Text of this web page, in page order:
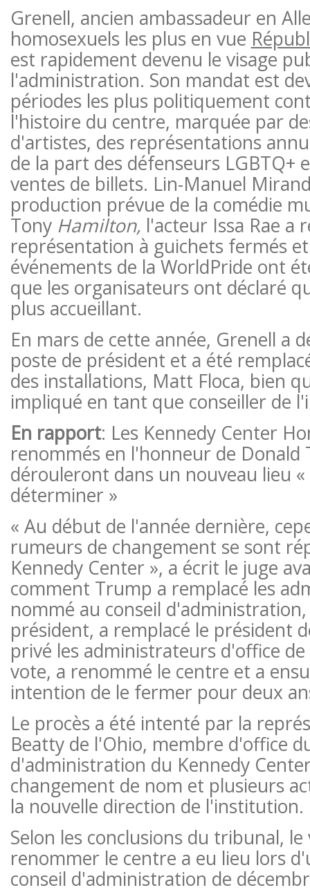
Grenell, ancien ambassadeur en
homosexuels les plus en vue
est rapidement devenu le visage
l'administration. Son mandat est
périodes les plus politiquement
l'histoire du centre, marquée par
d'artistes, des représentations
de la part des défenseurs LGBTQ+
ventes de billets. Lin-Manuel
production prévue de la comédie
Tony Hamilton, l'acteur Issa Rae a
représentation à guichets fermés
événements de la WorldPride ont
que les organisateurs ont déclaré
plus accueillant.
En mars de cette année, Grenell a
poste de président et a été
des installations, Matt Floca, bien
impliqué en tant que conseiller de
En rapport: Les Kennedy Center
renommés en l'honneur de Donald
dérouleront dans un nouveau lieu «
déterminer »
« Au début de l'année dernière,
rumeurs de changement se sont
Kennedy Center », a écrit le juge
comment Trump a remplacé les
nommé au conseil
président, a remplacé le président
privé les administrateurs d'office
vote, a renommé le centre et a
intention de le fermer pour deux
Le procès a été intenté par la
Beatty de l'Ohio, membre d'office
d'administration du Kennedy
changement de nom et plusieurs
la nouvelle direction de l'institution.
Selon les conclusions du tribunal,
renommer le centre a eu lieu lors
conseil d'administration de